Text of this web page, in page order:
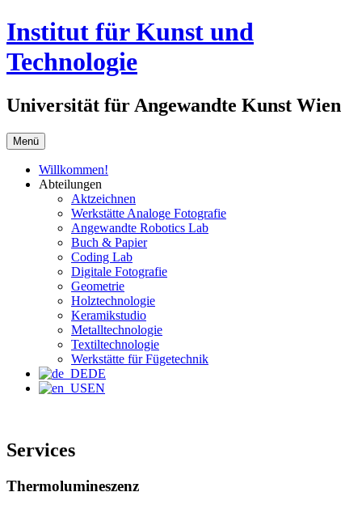
Springe
zum
Inhalt
Institut für Kunst und
Technologie
Universität für Angewandte Kunst Wien
Menü
Willkommen!
Abteilungen
Aktzeichnen
Werkstätte Analoge Fotografie
Angewandte Robotics Lab
Buch & Papier
Coding Lab
Digitale Fotografie
Geometrie
Holztechnologie
Keramikstudio
Metalltechnologie
Textiltechnologie
Werkstätte für Fügetechnik
DE
EN
Services
Thermolumineszenz